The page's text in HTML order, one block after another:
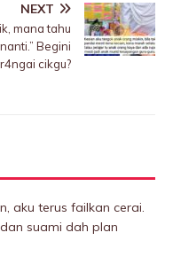
NEXT
mana tahu
Begini
cikgu?
aku terus failkan cerai.
suami dah plan